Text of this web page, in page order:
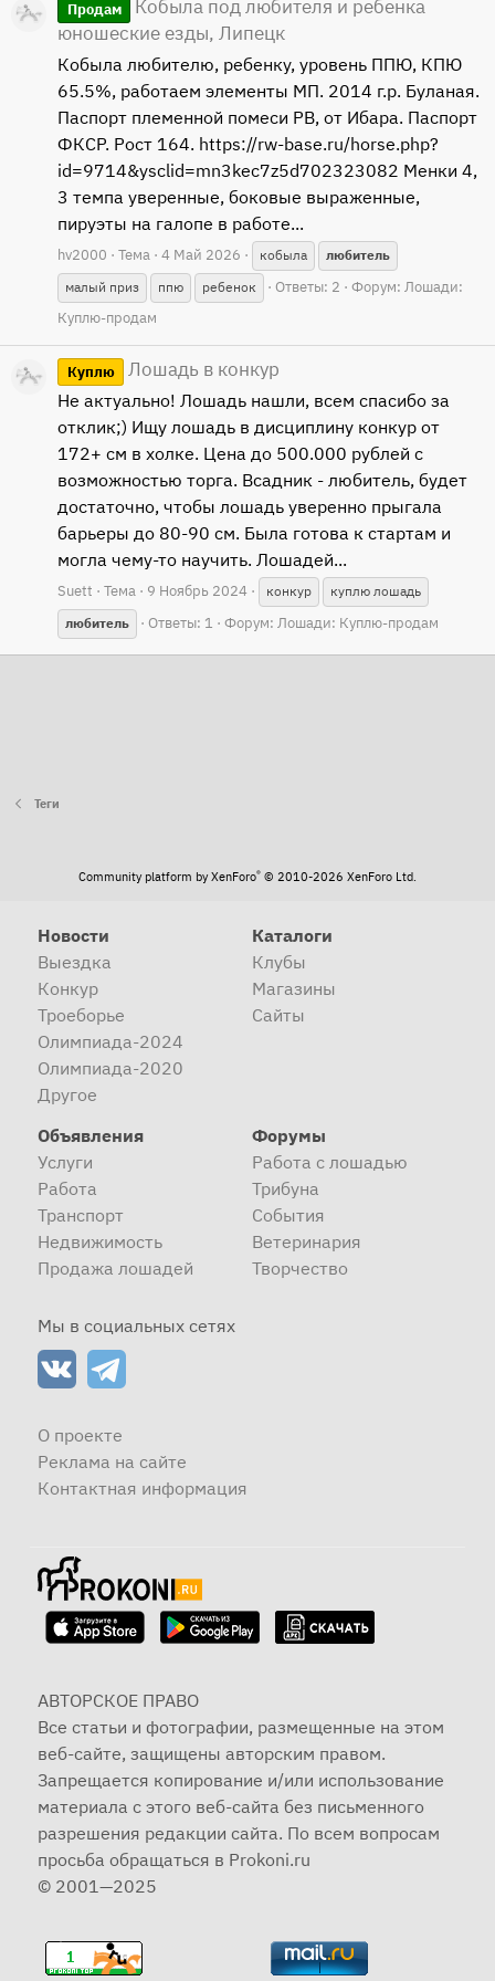
Продам
Кобыла под любителя и ребенка
юношеские езды, Липецк
Кобыла любителю, ребенку, уровень ППЮ, КПЮ
65.5%, работаем элементы МП. 2014 г.р. Буланая.
Паспорт племенной помеси РВ, от Ибара. Паспорт
ФКСР. Рост 164. https://rw-base.ru/horse.php?
id=9714&ysclid=mn3kec7z5d702323082 Менки 4,
3 темпа уверенные, боковые выраженные,
пируэты на галопе в работе...
hv2000 Тема 4 Май 2026 кобыла
любитель
малый приз
ппю ребенок Ответы: 2 Форум: Лошади:
Куплю-продам
Куплю Лошадь в конкур
Не актуально! Лошадь нашли, всем спасибо за
отклик;) Ищу лошадь в дисциплину конкур от
172+ см в холке. Цена до 500.000 рублей с
возможностью торга. Всадник - любитель, будет
достаточно, чтобы лошадь уверенно прыгала
барьеры до 80-90 см. Была готова к стартам и
могла чему-то научить. Лошадей...
Suett Тема 9 Ноябрь 2024 конкур
куплю лошадь
любитель
Ответы: 1 Форум: Лошади: Куплю-продам
Теги
Community platform by XenForo® © 2010-2026 XenForo Ltd.
Новости
Выездка
Конкур
Троеборье
Олимпиада-2024
Олимпиада-2020
Другое
Каталоги
Клубы
Магазины
Сайты
Объявления
Услуги
Работа
Транспорт
Недвижимость
Продажа лошадей
Форумы
Работа с лошадью
Трибуна
События
Ветеринария
Творчество
Мы в социальных сетях
О проекте
Реклама на сайте
Контактная информация
АВТОРСКОЕ ПРАВО
Все статьи и фотографии, размещенные на этом
веб-сайте, защищены авторским правом.
Запрещается копирование и/или использование
материала с этого веб-сайта без письменного
разрешения редакции сайта. По всем вопросам
просьба обращаться в Prokoni.ru
© 2001—2025